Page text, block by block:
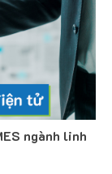
ngành linh